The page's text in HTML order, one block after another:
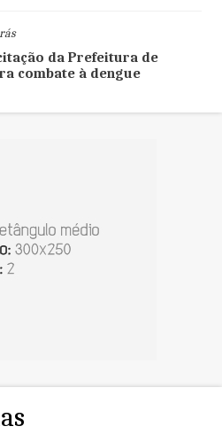
da Prefeitura de
combate à dengue